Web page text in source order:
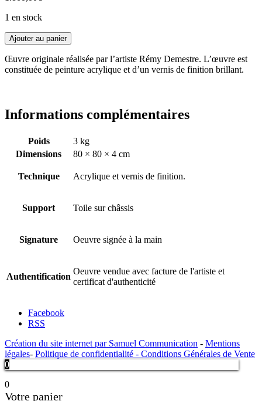
1 en stock
Ajouter au panier
Œuvre originale réalisée par l’artiste Rémy Demestre. L’œuvre est
constituée de peinture acrylique et d’un vernis de finition brillant.
Informations complémentaires
Poids
3 kg
Dimensions
80 × 80 × 4 cm
Technique Acrylique et vernis de finition.
Support Toile sur châssis
Signature Oeuvre signée à la main
Authentification
Oeuvre vendue avec facture de l'artiste et
certificat d'authenticité
Facebook
RSS
Création du site internet par Samuel Communication - Mentions
légales- Politique de confidentialité - Conditions Générales de Vente
0
0
Votre panier